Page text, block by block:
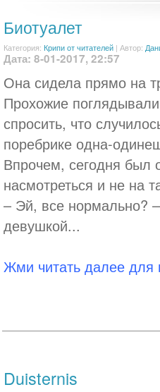
Биотуалет
Категория: Крипи от читателей | Автор:
Дата: 8-01-2017, 22:57
Она сидела прямо на
Прохожие
спросить, что
поребрике одна-
Впрочем, сегодня был
насмотреться и не на
– Эй, все нормально?
девушкой...
Жми читать далее для
Duisternis